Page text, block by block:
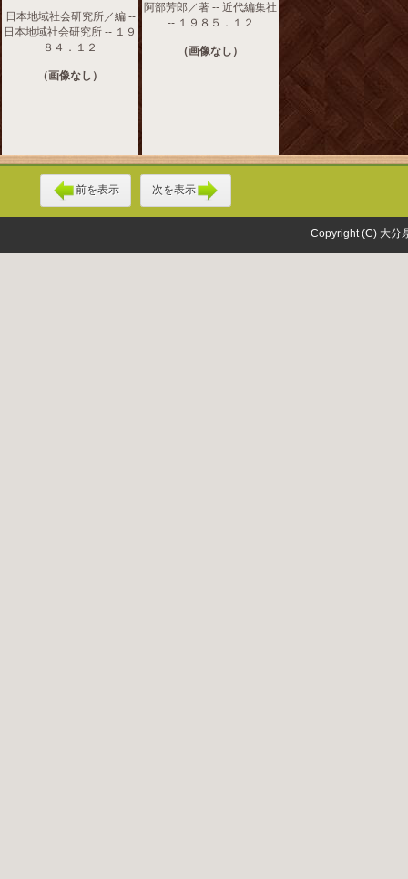
日本地域社会研究所／編 --
日本地域社会研究所 -- １９
８４．１２
（画像なし）
阿部芳郎／著 -- 近代編集社
-- １９８５．１２
（画像なし）
前を表示 次を表示
Copyright (C) 大分